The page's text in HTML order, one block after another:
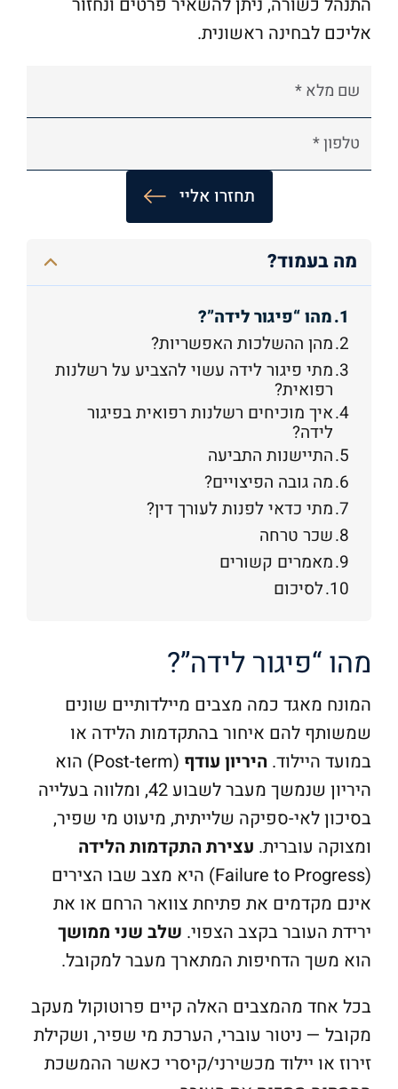
אליכם לבחינה ראשונית.
t
מה בעמוד?
מהו “פיגור לידה”?
מהן ההשלכות האפשריות?
מתי פיגור לידה עשוי להצביע על רשלנות
רפואית?
איך מוכיחים רשלנות רפואית בפיגור
לידה?
התיישנות התביעה
מה גובה הפיצויים?
מתי כדאי לפנות לעורך דין?
שכר טרחה
מאמרים קשורים
לסיכום
מהו “פיגור לידה”?
המונח מאגד כמה מצבים מיילדותיים שונים
שמשותף להם איחור בהתקדמות הלידה או
במועד היילוד. היריון עודף
(Post-term) הוא
היריון שנמשך מעבר לשבוע 42, ומלווה בעלייה
בסיכון לאי-ספיקה שלייתית, מיעוט מי שפיר,
ומצוקה עוברית. עצירת התקדמות הלידה
(Failure to Progress) היא מצב שבו הצירים
אינם מקדמים את פתיחת צוואר הרחם או את
ירידת העובר בקצב הצפוי. שלב שני ממושך
הוא משך הדחיפות המתארך מעבר למקובל.
בכל אחד מהמצבים האלה קיים פרוטוקול מעקב
מקובל — ניטור עוברי, הערכת מי שפיר, ושקילת
זירוז או יילוד מכשירני/קיסרי כאשר ההמשכת